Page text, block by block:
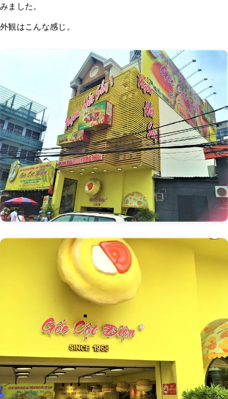
みました。
外観はこんな感じ。